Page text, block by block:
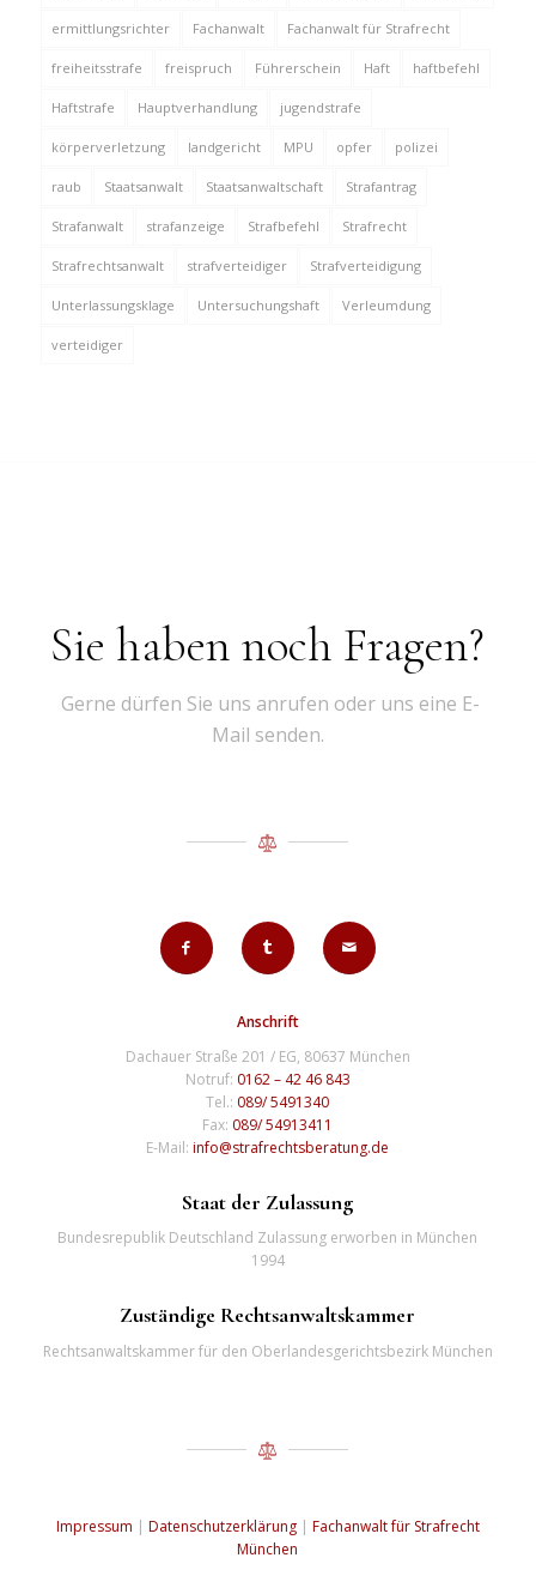
ermittlungsrichter Fachanwalt Fachanwalt für Strafrecht
freiheitsstrafe freispruch Führerschein Haft haftbefehl
Haftstrafe Hauptverhandlung jugendstrafe
körperverletzung landgericht MPU opfer polizei
raub Staatsanwalt Staatsanwaltschaft Strafantrag
Strafanwalt strafanzeige Strafbefehl Strafrecht
Strafrechtsanwalt strafverteidiger Strafverteidigung
Unterlassungsklage Untersuchungshaft Verleumdung
verteidiger
Sie haben noch Fragen?
Gerne dürfen Sie uns anrufen oder uns eine E-
Mail senden.
Anschrift
Dachauer Straße 201 / EG, 80637 München
Notruf: 0162 – 42 46 843
Tel.: 089/ 5491340
Fax: 089/ 54913411
E-Mail:info@strafrechtsberatung.de
Staat der Zulassung
Bundesrepublik Deutschland Zulassung erworben in München
1994
Zuständige Rechtsanwaltskammer
Rechtsanwaltskammer für den Oberlandesgerichtsbezirk München
Impressum | Datenschutzerklärung| Fachanwalt für Strafrecht
München